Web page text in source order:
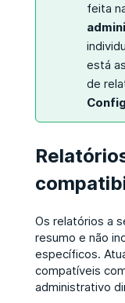
feita
está
de
Os relatórios a
resumo e não
específicos.
compatíveis
administrativo